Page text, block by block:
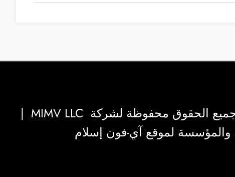
MIMV LLC
|
والمؤسسة لموقع آي-فون إسلام